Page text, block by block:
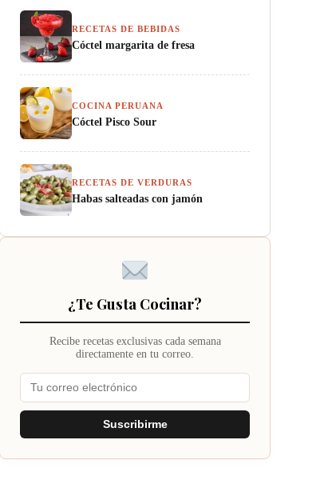
RECETAS DE BEBIDAS
Cóctel margarita de fresa
COCINA PERUANA
Cóctel Pisco Sour
RECETAS DE VERDURAS
Habas salteadas con jamón
¿Te Gusta Cocinar?
Recibe recetas exclusivas cada semana
directamente en tu correo.
Suscribirme